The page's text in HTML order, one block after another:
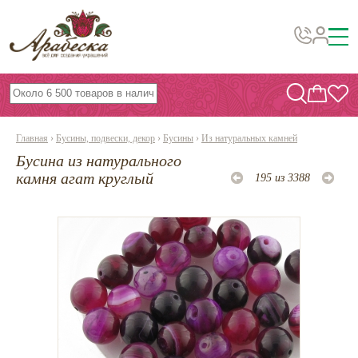
Бусины, подвески, декор
Бисер
Фурнитура
Инструменты и материалы
Эпоксидная смола
Шнуры, ленты, нитки
По темам и сезонам
Главная › Бусины, подвески, декор › Бусины › Из натуральных камней
Бусина из натурального
камня агат круглый
195 из 3388